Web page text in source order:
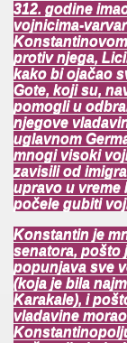
312. godine
vojnicima-
protiv njega,
kako bi ojačao
Gote, koji su,
pomogli u
njegove
uglavnom
mnogi visoki
zavisili od
upravo u vreme
počele gubiti
Konstantin je
senatora, pošto
popunjava sve
(koja je bila
Karakale), i
vladavine